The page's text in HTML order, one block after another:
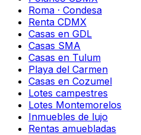
Roma · Condesa
Renta CDMX
Casas en GDL
Casas SMA
Casas en Tulum
Playa del Carmen
Casas en Cozumel
Lotes campestres
Lotes Montemorelos
Inmuebles de lujo
Rentas amuebladas